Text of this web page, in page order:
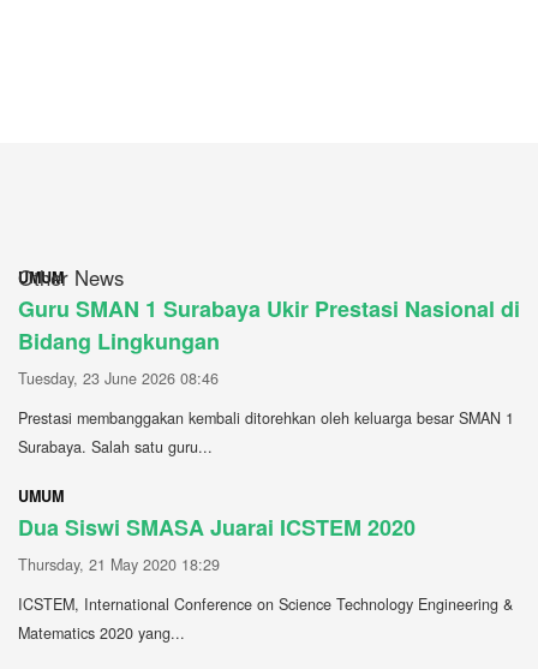
Other News
UMUM
Guru SMAN 1 Surabaya Ukir Prestasi Nasional di
Bidang Lingkungan
Tuesday, 23 June 2026 08:46
Prestasi membanggakan kembali ditorehkan oleh keluarga besar SMAN 1
Surabaya. Salah satu guru...
UMUM
Dua Siswi SMASA Juarai ICSTEM 2020
Thursday, 21 May 2020 18:29
ICSTEM, International Conference on Science Technology Engineering &
Matematics 2020 yang...